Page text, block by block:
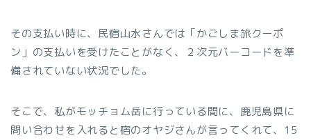
その支払い時に、民宿山水さんでは「かごしま旅クーポ
ン」の支払いを受けたことがなく、２次元バーコードを準
備されていない状況でした。
そこで、私がモッチョム岳に行っている間に、鹿児島県に
問い合わせを入れると宿のオヤジさんが言ってくれて、15